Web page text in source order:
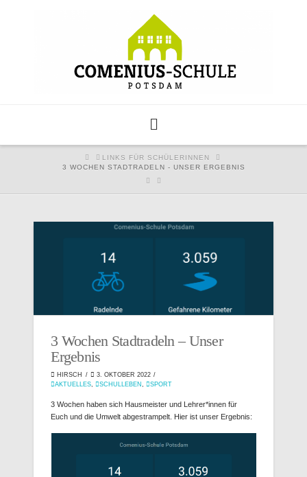
HOMELINKS FÜR SCHÜLERINNEN
3 WOCHEN STADTRADELN - UNSER ERGEBNIS
3 Wochen Stadtradeln – Unser
Ergebnis
HIRSCH
3. OKTOBER 2022
AKTUELLES , SCHULLEBEN , SPORT
3 Wochen haben sich Hausmeister und Lehrer*innen für
Euch und die Umwelt abgestrampelt. Hier ist unser Ergebnis: